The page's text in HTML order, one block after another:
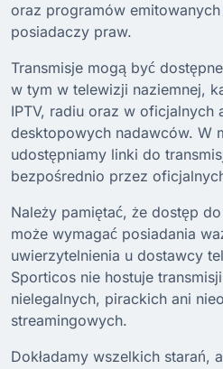
oraz programów
posiadaczy praw.
Transmisje mogą być
w tym w telewizji naziemnej,
IPTV, radiu oraz w oficjalnych
desktopowych nadawców. W
udostępniamy linki do
bezpośrednio przez
Należy pamiętać, że dostęp
może wymagać posiadania
uwierzytelnienia u dostawcy
Sporticos nie hostuje
nielegalnych, pirackich ani
streamingowych.
Dokładamy wszelkich starań,